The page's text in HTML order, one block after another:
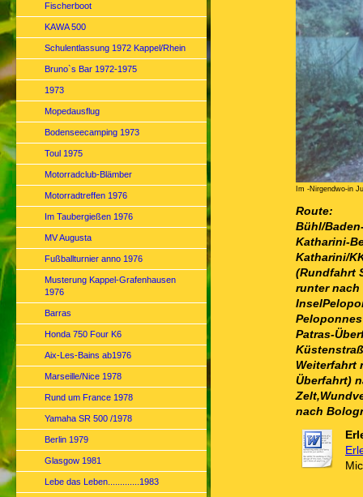
Fischerboot
KAWA 500
Schulentlassung 1972 Kappel/Rhein
Bruno`s Bar 1972-1975
1973
Mopedausflug
Bodenseecamping 1973
Toul 1975
Motorradclub-Blämber
Motorradtreffen 1976
Im Taubergießen 1976
MV Augusta
Fußballturnier anno 1976
Musterung Kappel-Grafenhausen
1976
Barras
Honda 750 Four K6
Aix-Les-Bains ab1976
Marseille/Nice 1978
Rund um France 1978
Yamaha SR 500 /1978
Berlin 1979
Glasgow 1981
Lebe das Leben.............1983
Im -Nirgendwo-in
Route:
Bühl/
Katharini-
Katharini/
(Rundfahrt
runter nach
Patras-
Weiterfahrt
Überfahrt)
nach